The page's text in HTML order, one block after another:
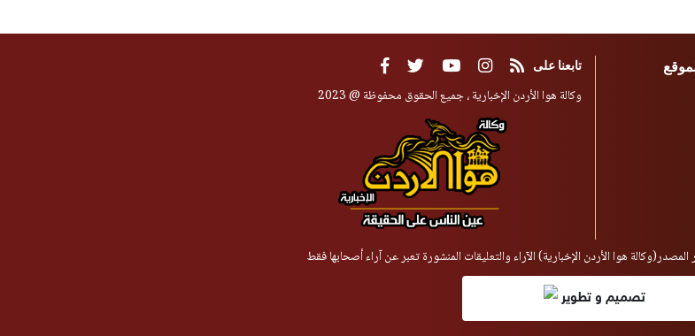
تابعنا على
وكالة هوا الأردن الإخبارية ، جميع الحقوق محفوظة @ 2023
هوا الأردن الإخبارية) الآراء والتعليقات المنشورة تعبر عن آراء أصحابها فقط
تصميم و تطوير